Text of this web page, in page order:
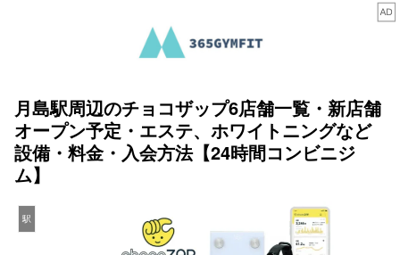
月島駅周辺のチョコザップ6店舗一覧・新店舗
オープン予定・エステ、ホワイトニングなど
設備・料金・入会方法【24時間コンビニジ
ム】
駅